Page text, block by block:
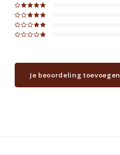
Je beoordeling toevoegen